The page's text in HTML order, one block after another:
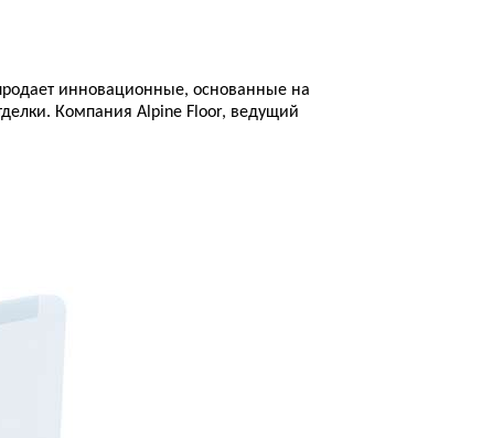
инновационные, основанные на
Компания Alpine Floor, ведущий